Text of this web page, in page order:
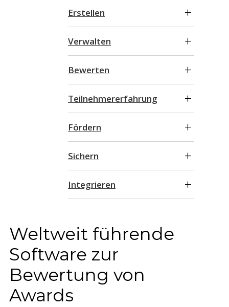
Erstellen
Verwalten
Bewerten
Teilnehmererfahrung
Fördern
Sichern
Integrieren
Weltweit führende
Software zur
Bewertung von
Awards